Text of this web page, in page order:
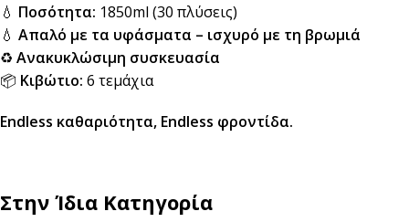
💧 Ποσότητα: 1850ml (30 πλύσεις)
💧 Απαλό με τα υφάσματα – ισχυρό με τη βρωμιά
♻️ Ανακυκλώσιμη συσκευασία
📦 Κιβώτιο: 6 τεμάχια
Endless καθαριότητα, Endless φροντίδα.
Στην Ίδια Κατηγορία